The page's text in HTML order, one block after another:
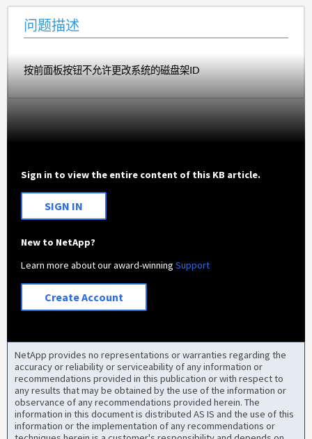
问题描述
按前面板按钮不允许更改系统的磁盘架ID
Sign in to view the entire content of this KB article.
SIGN IN
New to NetApp?
Learn more about our award-winningSupport
Create Account
NetApp provides no representations or warranties regarding the
accuracy or reliability or serviceability of any information or
recommendations provided in this publication or with respect to
any results that may be obtained by the use of the information or
observance of any recommendations provided herein. The
information in this document is distributed AS IS and the use of this
information or the implementation of any recommendations or